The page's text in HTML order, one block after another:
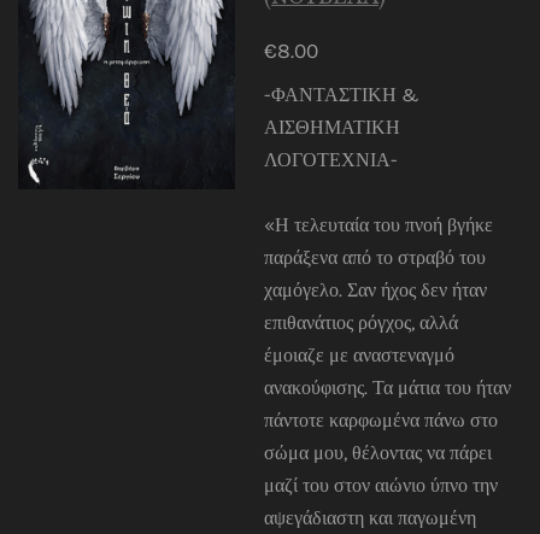
€8.00
-ΦΑΝΤΑΣΤΙΚΗ &
ΑΙΣΘΗΜΑΤΙΚΗ
ΛΟΓΟΤΕΧΝΙΑ-
«Η τελευταία του πνοή βγήκε
παράξενα από το στραβό του
χαμόγελο. Σαν ήχος δεν ήταν
επιθανάτιος ρόγχος, αλλά
έμοιαζε με αναστεναγμό
ανακούφισης. Τα μάτια του ήταν
πάντοτε καρφωμένα πάνω στο
σώμα μου, θέλοντας να πάρει
μαζί του στον αιώνιο ύπνο την
αψεγάδιαστη και παγωμένη